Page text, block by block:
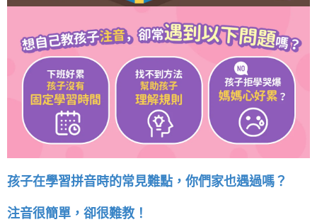
孩子在學習拼音時的常見難點，你們家也遇過嗎？
注音很簡單，卻很難教！